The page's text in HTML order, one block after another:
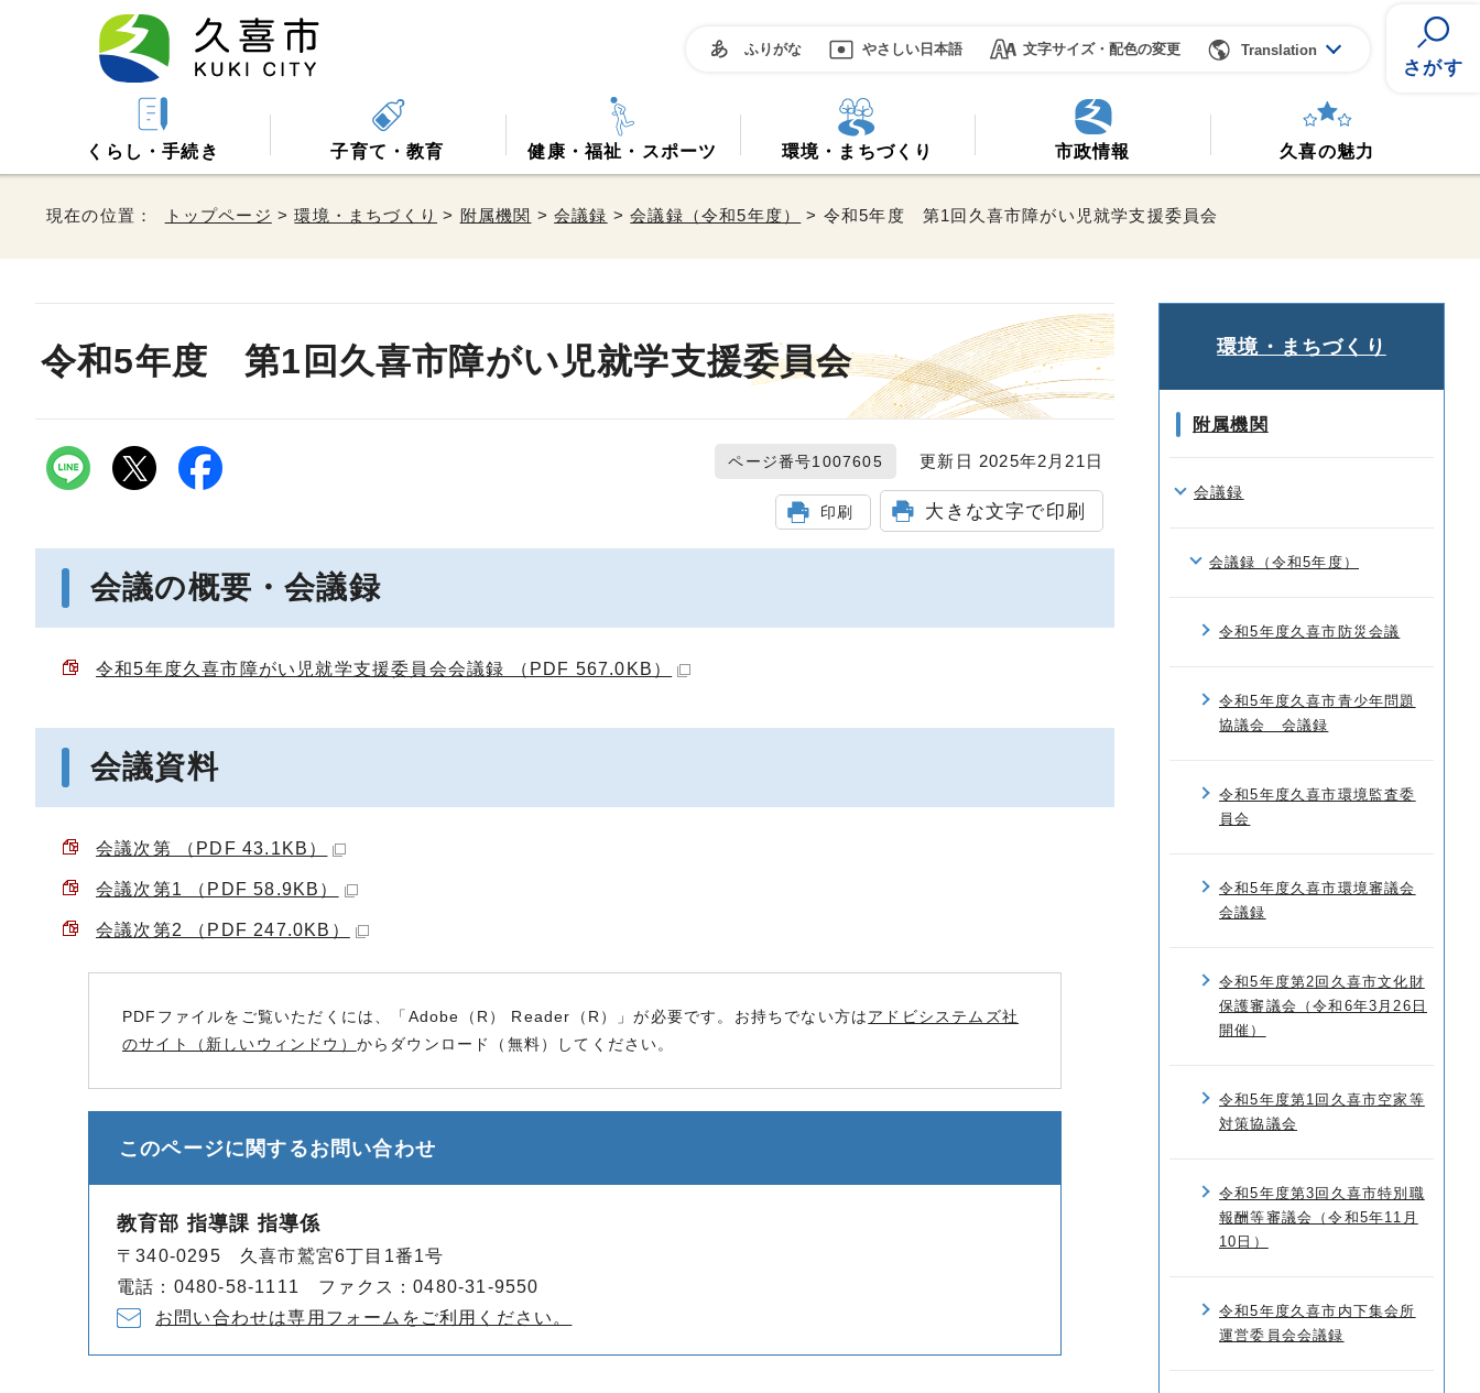
ふりがな やさしい日本語 文字サイズ・配色の変更 Translation
さがす
くらし・手続き 子育て・教育 健康・福祉・スポーツ 環境・まちづくり 市政情報 久喜の魅力
現在の位置： トップページ >環境・まちづくり > 附属機関 >会議録 >会議録（令和5年度） > 令和5年度 第1回久喜市障がい児就学支援委員会
令和5年度 第1回久喜市障がい児就学支援委員会
ページ番号1007605 更新日 2025年2月21日
印刷 大きな文字で印刷
会議の概要・会議録
令和5年度久喜市障がい児就学支援委員会会議録 （PDF 567.0KB）
会議資料
会議次第 （PDF 43.1KB）
会議次第1 （PDF 58.9KB）
会議次第2 （PDF 247.0KB）
PDFファイルをご覧いただくには、「Adobe（R） Reader（R）」が必要です。お持ちでない方はアドビシステムズ社
のサイト（新しいウィンドウ） からダウンロード（無料）してください。
このページに関するお問い合わせ
教育部 指導課 指導係
〒340-0295 久喜市鷲宮6丁目1番1号
電話：0480-58-1111 ファクス：0480-31-9550
お問い合わせは専用フォームをご利用ください。
環境・まちづくり
附属機関
会議録
会議録（令和5年度）
令和5年度久喜市防災会議
令和5年度久喜市青少年問題
協議会 会議録
令和5年度久喜市環境監査委
員会
令和5年度久喜市環境審議会
会議録
令和5年度第2回久喜市文化財
保護審議会（令和6年3月26日
開催）
令和5年度第1回久喜市空家等
対策協議会
令和5年度第3回久喜市特別職
報酬等審議会（令和5年11月
10日）
令和5年度久喜市内下集会所
運営委員会会議録